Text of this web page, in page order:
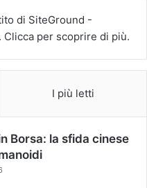
I più letti
Borsa: la sfida cinese